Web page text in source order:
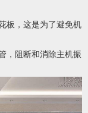
板，这是为了避免机
，阻断和消除主机振